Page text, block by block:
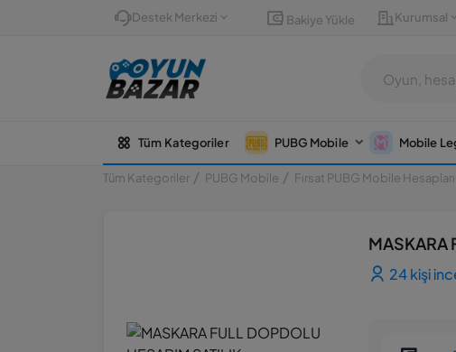
Destek Merkezi Bakiye Yükle Kurumsal
Tüm Kategoriler PUBG Mobile Mobile
Tüm Kategoriler PUBG Mobile Fırsat PUBG Mobile Hesapları
MASKARA
24 kişi